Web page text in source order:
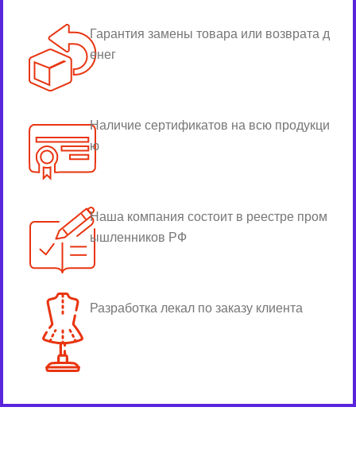
Гарантия замены товара или возврата д
енег
Наличие сертификатов на всю продукци
ю
Наша компания состоит в реестре пром
ышленников РФ
Разработка лекал по заказу клиента